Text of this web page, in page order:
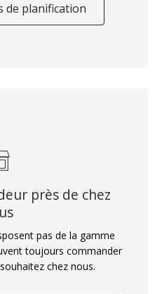
de planification
près de chez
pas de la gamme
toujours commander
chez nous.